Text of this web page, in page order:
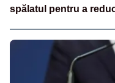
spălatul pentru a